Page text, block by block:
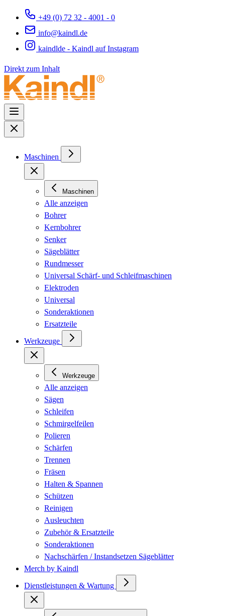
+49 (0) 72 32 - 4001 - 0
info@kaindl.de
kaindlde - Kaindl auf Instagram
Direkt zum Inhalt
Maschinen
Maschinen
Alle anzeigen
Bohrer
Kernbohrer
Senker
Sägeblätter
Rundmesser
Universal Schärf- und Schleifmaschinen
Elektroden
Universal
Sonderaktionen
Ersatzteile
Werkzeuge
Werkzeuge
Alle anzeigen
Sägen
Schleifen
Schmirgelfeilen
Polieren
Schärfen
Trennen
Fräsen
Halten & Spannen
Schützen
Reinigen
Ausleuchten
Zubehör & Ersatzteile
Sonderaktionen
Nachschärfen / Instandsetzen Sägeblätter
Merch by Kaindl
Dienstleistungen & Wartung